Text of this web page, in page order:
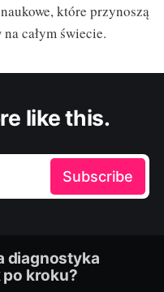
które przynoszą
całym świecie.
like this.
Subscribe
diagnostyka
kroku?